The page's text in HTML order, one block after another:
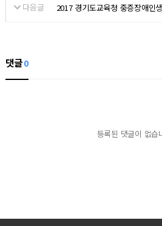
다음글
2017 경기도교육청 중증장애인
댓글0
등록된 댓글이 없습